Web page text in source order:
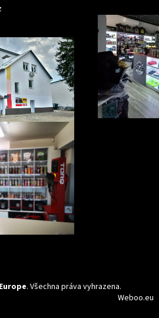
. Všechna práva vyhrazena.
Weboo.eu